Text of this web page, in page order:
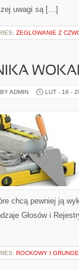
uwagi są […]
ŻEGLOWANIE Z
ADMIN LUT - 16 -
chcą pewniej ją
Głosów i
ROCKOWY I